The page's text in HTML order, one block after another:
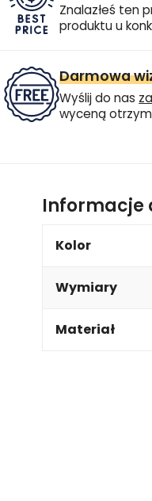
Znalazłeś ten
produktu u
Darmowa
Wyślij do nas
wyceną
Informacje
Kolor
Wymiary
Materiał